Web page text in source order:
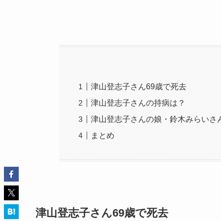
津山登志子さん69歳で死去
津山登志子さんの持病は？
津山登志子さんの娘・鈴木みらいさ
まとめ
津山登志子さん69歳で死去